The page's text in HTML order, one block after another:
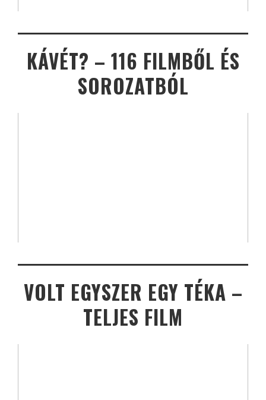
KÁVÉT? – 116 FILMBŐL ÉS
SOROZATBÓL
VOLT EGYSZER EGY TÉKA –
TELJES FILM